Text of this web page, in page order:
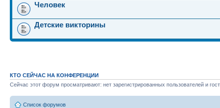
Человек
Детские викторины
КТО СЕЙЧАС НА КОНФЕРЕНЦИИ
Сейчас этот форум просматривают: нет зарегистрированных пользователей и
Список форумов